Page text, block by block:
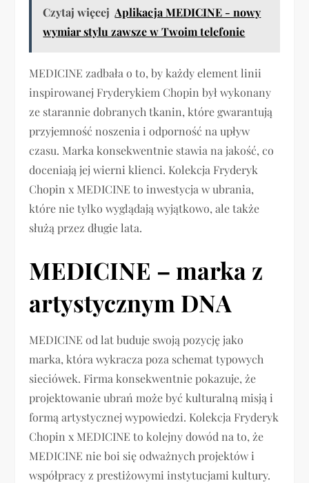
Czytaj więcej Aplikacja MEDICINE - nowy
wymiar stylu zawsze w Twoim telefonie
MEDICINE zadbała o to, by każdy element linii
inspirowanej Fryderykiem Chopin był wykonany
ze starannie dobranych tkanin, które gwarantują
przyjemność noszenia i odporność na upływ
czasu. Marka konsekwentnie stawia na jakość, co
doceniają jej wierni klienci. Kolekcja Fryderyk
Chopin x MEDICINE to inwestycja w ubrania,
które nie tylko wyglądają wyjątkowo, ale także
służą przez długie lata.
MEDICINE – marka z
artystycznym DNA
MEDICINE od lat buduje swoją pozycję jako
marka, która wykracza poza schemat typowych
sieciówek. Firma konsekwentnie pokazuje, że
projektowanie ubrań może być kulturalną misją i
formą artystycznej wypowiedzi. Kolekcja Fryderyk
Chopin x MEDICINE to kolejny dowód na to, że
MEDICINE nie boi się odważnych projektów i
współpracy z prestiżowymi instytucjami kultury.